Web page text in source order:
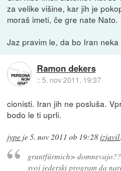
za velike višine, kar jih je
moraš imeti, če gre nate Nato.
Jaz pravim le, da bo Iran
Ramon dekers
::5. nov 2011, 19:37
cionisti. Iran jih ne posluša.
bodo le ti uprli.
jype je5. nov 2011 ob 19:28izjavil
gruntfürmich>
svoj jederski program da